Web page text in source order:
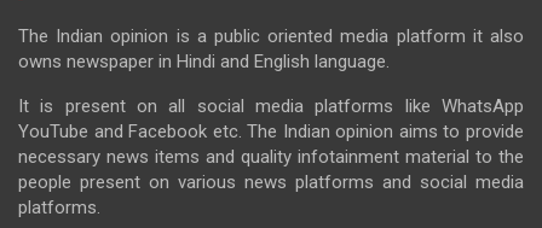
The Indian opinion is a public oriented media platform it also
owns newspaper in Hindi and English language.
It is present on all social media platforms like WhatsApp
YouTube and Facebook etc. The Indian opinion aims to provide
necessary news items and quality infotainment material to the
people present on various news platforms and social media
platforms.